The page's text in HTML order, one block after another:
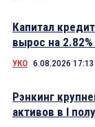
Капитал
вырос на
УКО 6.08.2026 17:13
Рэнкинг
активов в I